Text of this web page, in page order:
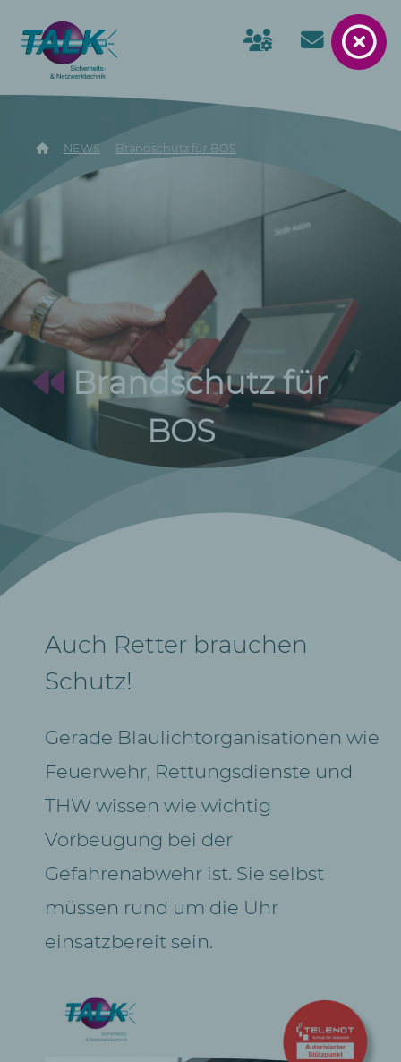
NEWS Brandschutz für BOS
Brandschutz für
BOS
Auch Retter brauchen
Schutz!
Gerade Blaulichtorganisationen wie
Feuerwehr, Rettungsdienste und
THW wissen wie wichtig
Vorbeugung bei der
Gefahrenabwehr ist. Sie selbst
müssen rund um die Uhr
einsatzbereit sein.